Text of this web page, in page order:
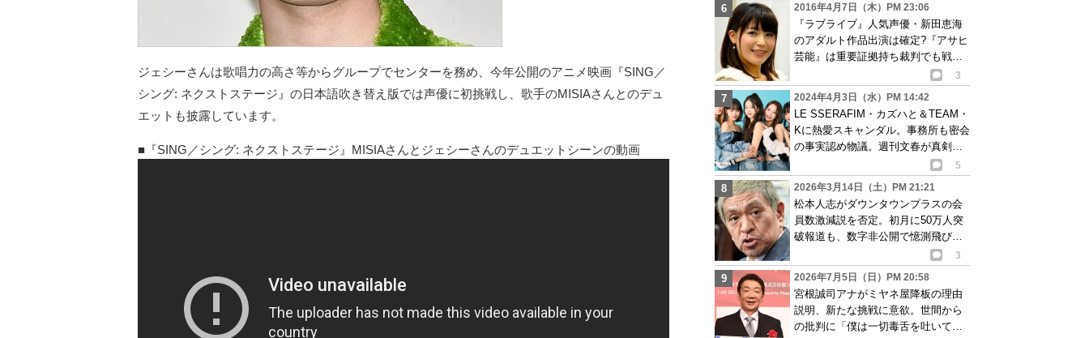
ジェシーさんは歌唱力の高さ等からグループでセンターを務め、今年公開のアニメ映画『SING／
シング: ネクストステージ』の日本語吹き替え版では声優に初挑戦し、歌手のMISIAさんとのデュ
エットも披露しています。
『SING／シング: ネクストステージ』MISIAさんとジェシーさんのデュエットシーンの動画
2016年4月7日（木）PM 23:06
『ラブライブ』人気声優・新田恵海
のアダルト作品出演は確定?『アサヒ
芸能』は重要証拠持ち裁判でも戦う
3
2024年4月3日（水）PM 14:42
LE SSERAFIM・カズハと＆TEAM・
Kに熱愛スキャンダル。事務所も密会
の事実認め物議。週刊文春が真剣交
5
2026年3月14日（土）PM 21:21
松本人志がダウンタウンプラスの会
員数激減説を否定。初月に50万人突
破報道も、数字非公開で憶測飛び交
3
2026年7月5日（日）PM 20:58
宮根誠司アナがミヤネ屋降板の理由
説明、新たな挑戦に意欲。世間から
の批判に「僕は一切毒舌を吐いてい